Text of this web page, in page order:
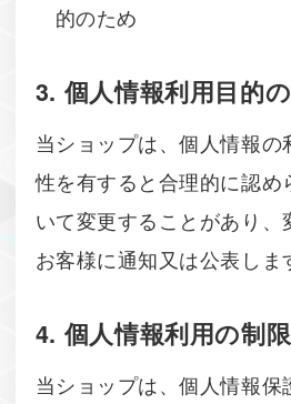
的のため
3. 個人情報利用目的
当ショップは、個人情報の
性を有すると合理的に認め
いて変更することがあり、
お客様に通知又は公表しま
4. 個人情報利用の制限
当ショップは、個人情報保